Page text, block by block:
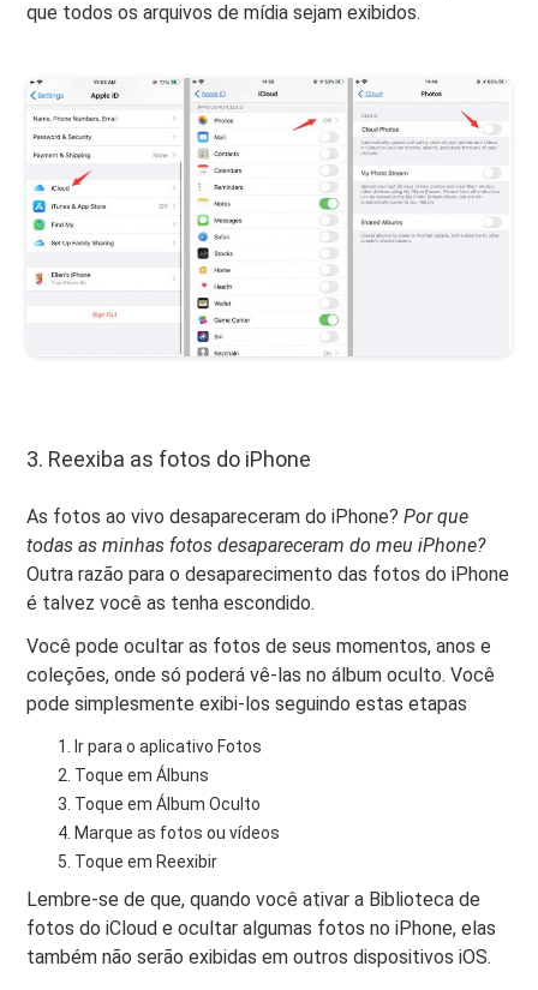
que todos os arquivos de mídia sejam exibidos.
3. Reexiba as fotos do iPhone
As fotos ao vivo desapareceram do iPhone?Por que
todas as minhas fotos desapareceram do meu iPhone?
Outra razão para o desaparecimento das fotos do iPhone
é talvez você as tenha escondido.
Você pode ocultar as fotos de seus momentos, anos e
coleções, onde só poderá vê-las no álbum oculto. Você
pode simplesmente exibi-los seguindo estas etapas
Ir para o aplicativo Fotos
Toque em Álbuns
Toque em Álbum Oculto
Marque as fotos ou vídeos
Toque em Reexibir
Lembre-se de que, quando você ativar a Biblioteca de
fotos do iCloud e ocultar algumas fotos no iPhone, elas
também não serão exibidas em outros dispositivos iOS.